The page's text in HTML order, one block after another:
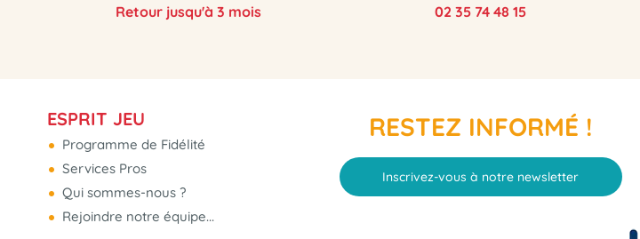
Retour jusqu'à 3 mois
02 35 74 48 15
ESPRIT JEU
Programme de Fidélité
Services Pros
Qui sommes-nous ?
Rejoindre notre équipe...
RESTEZ INFORMÉ !
Inscrivez-vous à notre newsletter